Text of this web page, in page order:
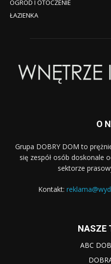
OGRÓD I OTOCZENIE
ŁAZIENKA
O
Grupa DOBRY DOM to
się zespół osób doskonale
sektorze
Kontakt:
NASZE
ABC